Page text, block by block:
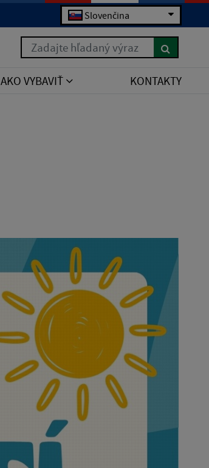
Slovenčina
Zadajte hľadaný výraz
AKO VYBAVIŤ KONTAKTY